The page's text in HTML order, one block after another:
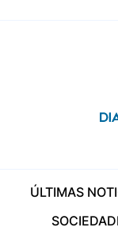
ÚLTIMAS
SOCIEDAD